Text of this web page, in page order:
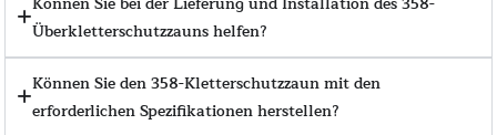
Überkletterschutzzauns helfen?
Können Sie den 358-Kletterschutzzaun mit den
erforderlichen Spezifikationen herstellen?